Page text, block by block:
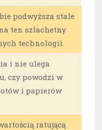
podwyższa stale
ten szlachetny
technologii.
i nie ulega
czy powodzi w
i papierów
ratującą